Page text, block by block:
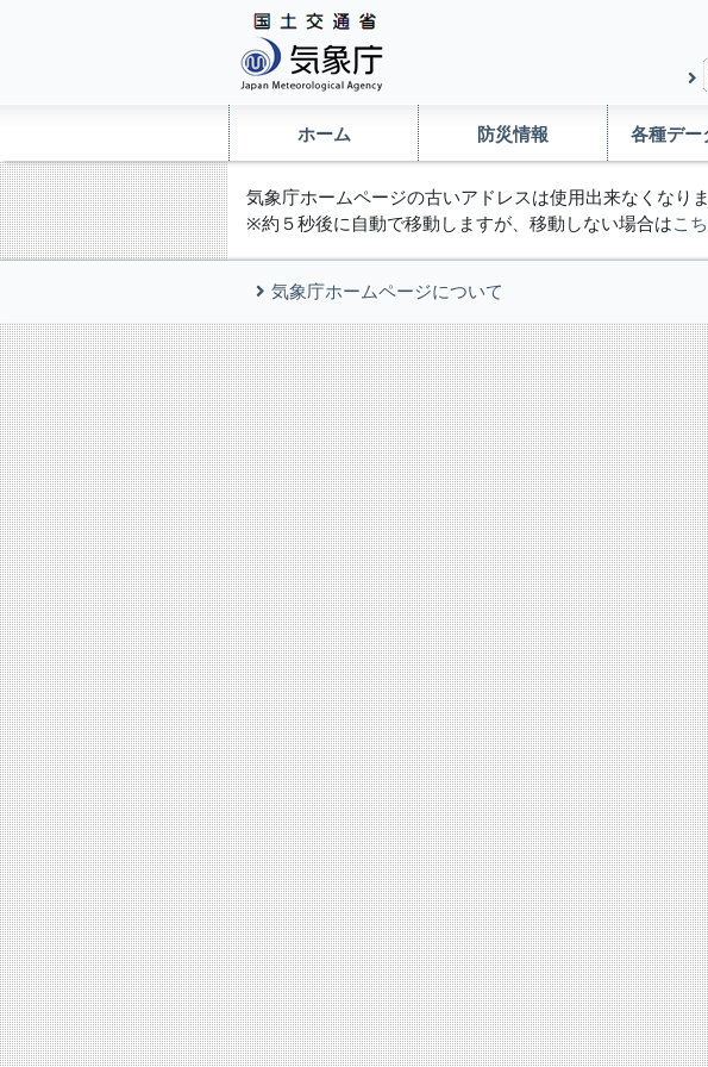
ホーム 防災情報 各種デー
気象庁ホームページの古いアドレスは使用出来なくなりま
※約５秒後に自動で移動しますが、移動しない場合はこ
気象庁ホームページについて